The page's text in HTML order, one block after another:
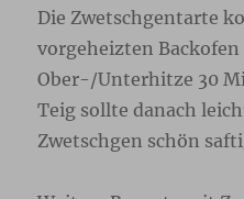
Die Zwetschgentarte
vorgeheizten Backofen
Ober-/Unterhitze 30
Teig sollte danach
Zwetschgen schön